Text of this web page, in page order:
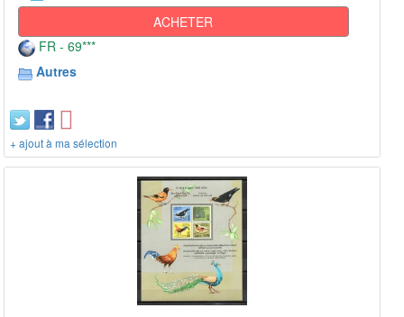
ACHETER
FR - 69***
Autres
+ ajout à ma sélection